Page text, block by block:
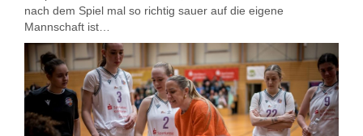
nach dem Spiel mal so richtig sauer auf die eigene
Mannschaft ist…